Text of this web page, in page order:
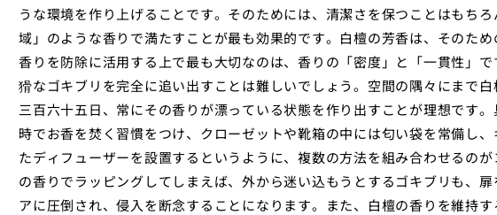
うな環境を作り上げることです。そのためには、清潔さを保つことはもち
域」のような香りで満たすことが最も効果的です。白檀の芳香は、そのた
香りを防除に活用する上で最も大切なのは、香りの「密度」と「一貫性」
猾なゴキブリを完全に追い出すことは難しいでしょう。空間の隅々にまで白
三百六十五日、常にその香りが漂っている状態を作り出すことが理想です
時でお香を焚く習慣をつけ、クローゼットや靴箱の中には匂い袋を常備し
たディフューザーを設置するというように、複数の方法を組み合わせるの
の香りでラッピングしてしまえば、外から迷い込もうとするゴキブリも、
アに圧倒され、侵入を断念することになります。また、白檀の香りを維持